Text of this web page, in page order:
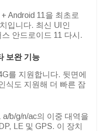
Android 11을 최초로
입니다. 최신 UI인
안드로이드 11 다시.
보완 기능
를 지원합니다. 뒷면에
식도 지원해 더 빠른 잠
b/g/n/ac의 이중 대역을
LE 및 GPS. 이 장치